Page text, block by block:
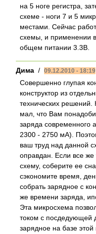
на 5 ноге регистра,
схеме - ноги 7 и 5
местами. Сейчас
схемы, и применении
общем питании 3.3В.
Дима / 09.12.2010 - 18:19
Совершенно глупая
конструктор из
технических решений.
мал, что Вам
заряда современного
2300 - 2750 мА).
ваш труд над данной
оправдан. Если все же
схему, соберите ее
сэкономите время,
собрать зарядное с
же времени заряда,
Эта микросхема
током с посдедующей
зарядное на базе